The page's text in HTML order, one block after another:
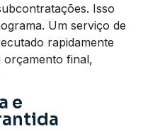
Isso
Um serviço de
rapidamente
orçamento final,
e